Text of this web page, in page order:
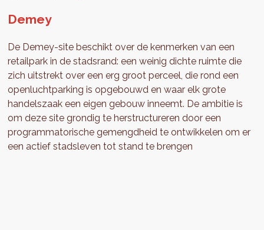
Demey
De Demey-site beschikt over de kenmerken van een
retailpark in de stadsrand: een weinig dichte ruimte die
zich uitstrekt over een erg groot perceel, die rond een
openluchtparking is opgebouwd en waar elk grote
handelszaak een eigen gebouw inneemt. De ambitie is
om deze site grondig te herstructureren door een
programmatorische gemengdheid te ontwikkelen om er
een actief stadsleven tot stand te brengen